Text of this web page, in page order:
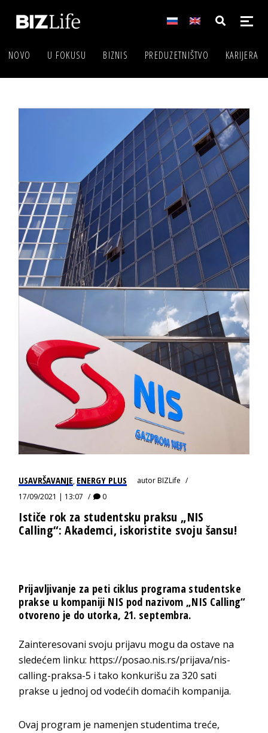
NOVO U FOKUSU BIZNIS PREDUZETNIŠTVO KARIJERA
USAVRŠAVANJE, ENERGY PLUS autorBIZLife
17/09/2021 | 13:07
0
Ističe rok za studentsku praksu „NIS
Calling“: Akademci, iskoristite svoju šansu!
Prijavljivanje za peti ciklus programa studentske
prakse u kompaniji NIS pod nazivom „NIS Calling“
otvoreno je do utorka, 21. septembra.
Zainteresovani svoju prijavu mogu da ostave na
sledećem linku: https://posao.nis.rs/prijava/nis-
calling-praksa-5 i tako konkurišu za 320 sati
prakse u jednoj od vodećih domaćih kompanija.
Ovaj program je namenjen studentima treće,